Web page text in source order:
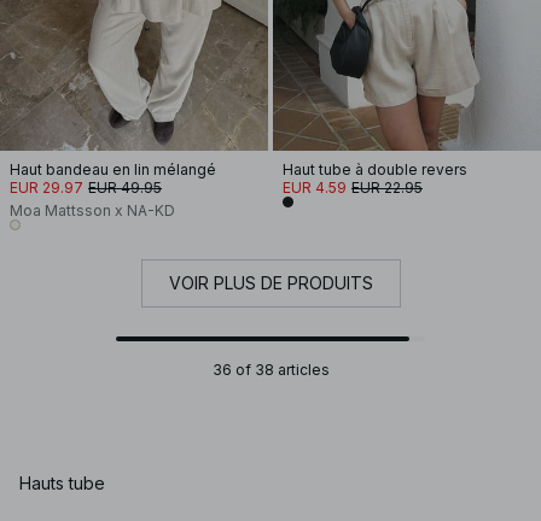
Haut bandeau en lin mélangé
EUR 29.97 EUR 49.95
Moa Mattsson x NA-KD
Haut tube à double revers
EUR 4.59 EUR 22.95
VOIR PLUS DE PRODUITS
36 of 38 articles
Hauts tube